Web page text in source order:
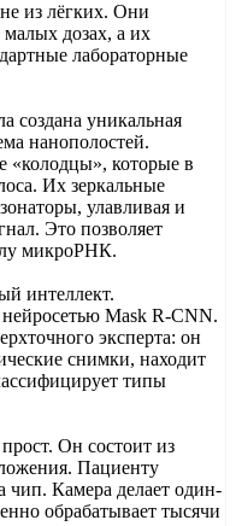
из лёгких. Они
дозах, а их
лабораторные
создана уникальная
нанополостей.
«колодцы», которые в
Их зеркальные
улавливая и
Это позволяет
микроРНК.
интеллект.
Mask R-CNN.
эксперта: он
снимки, находит
типы
Он состоит из
Пациенту
чип. Камера делает один-
обрабатывает тысячи